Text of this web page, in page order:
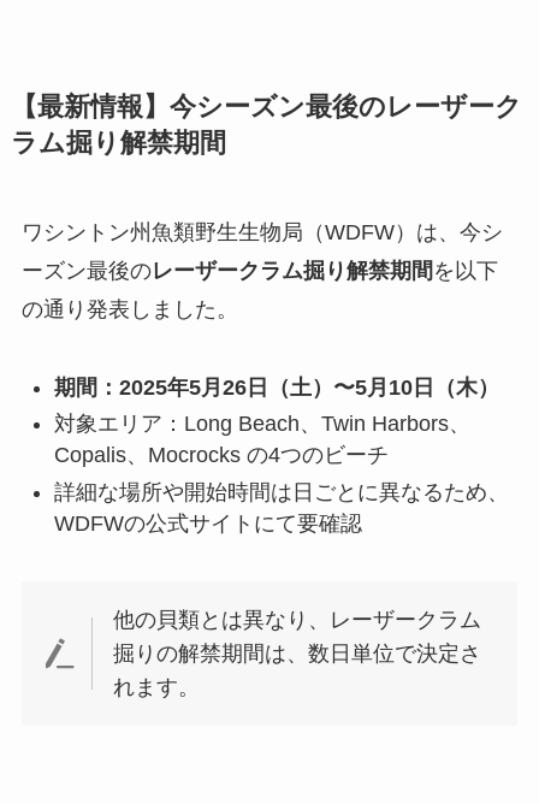
【最新情報】 今シーズン最後のレーザーク
ラム掘り解禁期間
ワシントン州魚類野生生物局（WDFW）は、今シ
ーズン最後のレーザークラム掘り解禁期間 を以下
の通り発表しました。
期間：2025年5月26日（土）〜5月10日（木）
対象エリア：Long Beach、Twin Harbors、
Copalis、Mocrocks の4つのビーチ
詳細な場所や開始時間は日ごとに異なるため、
WDFWの公式サイトにて要確認
他の貝類とは異なり、レーザークラム
掘りの解禁期間は、数日単位で決定さ
れます。